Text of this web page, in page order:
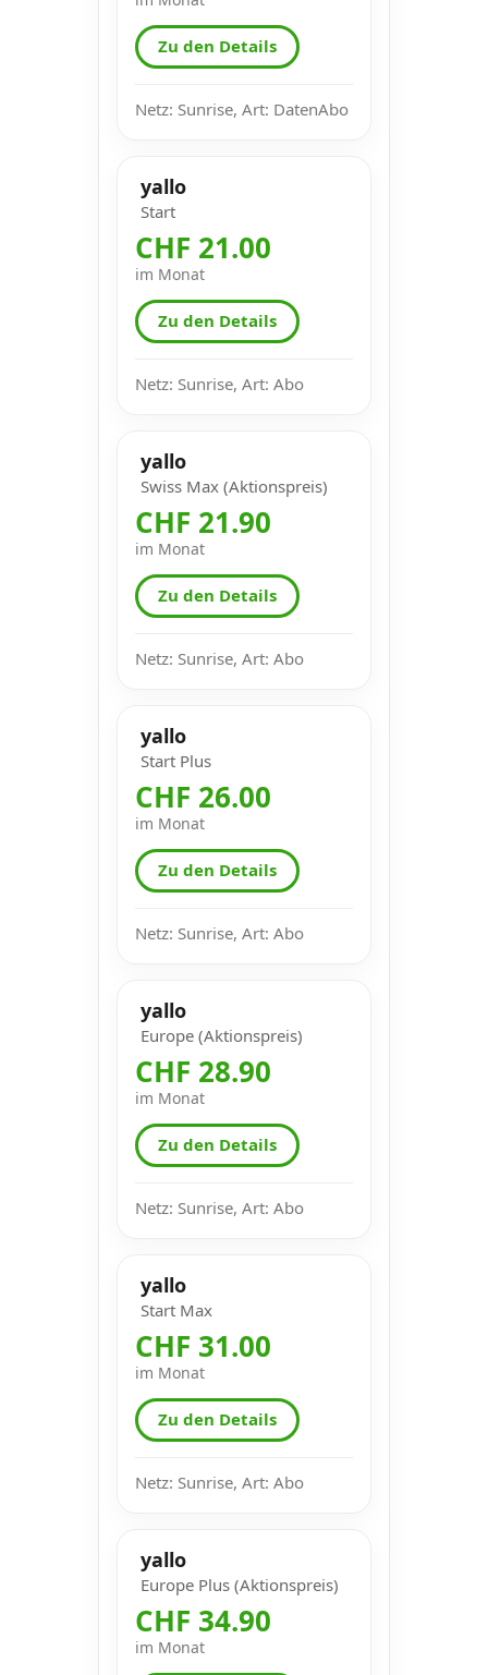
Zu den Details
Netz: Sunrise, Art: DatenAbo
yallo
Start
CHF 21.00
im Monat
Zu den Details
Netz: Sunrise, Art: Abo
yallo
Swiss Max (Aktionspreis)
CHF 21.90
im Monat
Zu den Details
Netz: Sunrise, Art: Abo
yallo
Start Plus
CHF 26.00
im Monat
Zu den Details
Netz: Sunrise, Art: Abo
yallo
Europe (Aktionspreis)
CHF 28.90
im Monat
Zu den Details
Netz: Sunrise, Art: Abo
yallo
Start Max
CHF 31.00
im Monat
Zu den Details
Netz: Sunrise, Art: Abo
yallo
Europe Plus (Aktionspreis)
CHF 34.90
im Monat